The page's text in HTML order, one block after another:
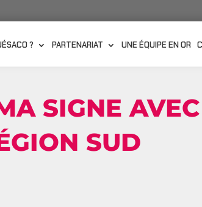
? PARTENARIAT UNE ÉQUIPE EN OR
SIGNE
SUD